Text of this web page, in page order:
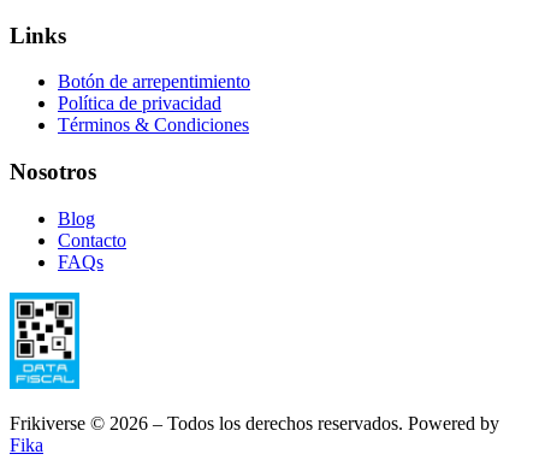
Links
Botón de arrepentimiento
Política de privacidad
Términos & Condiciones
Nosotros
Blog
Contacto
FAQs
Frikiverse © 2026 – Todos los derechos reservados. Powered by
Fika